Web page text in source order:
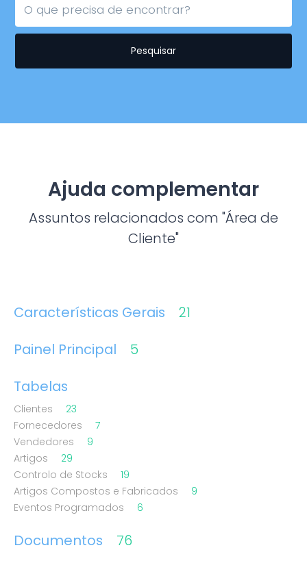
Pesquisar
Ajuda complementar
Assuntos relacionados com "Área de
Cliente"
Características Gerais
21
Painel Principal
5
Tabelas
Clientes
23
Fornecedores
7
Vendedores
9
Artigos
29
Controlo de Stocks
19
Artigos Compostos e Fabricados
9
Eventos Programados
6
Documentos
76